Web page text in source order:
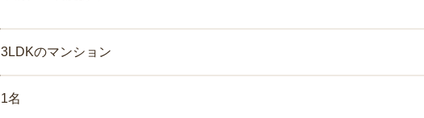
3LDKのマンション
1名